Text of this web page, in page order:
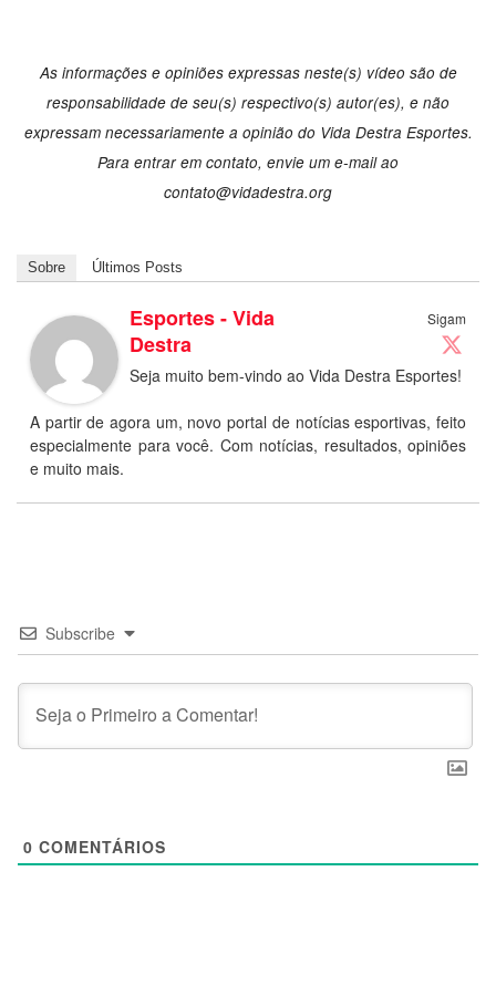
As informações e opiniões expressas neste(s) vídeo são de
responsabilidade de seu(s) respectivo(s) autor(es), e não
expressam necessariamente a opinião do Vida Destra Esportes.
Para entrar em contato, envie um e-mail ao
contato@vidadestra.org
Sobre Últimos Posts
Sigam
Esportes - Vida
Destra
Seja muito bem-vindo ao Vida Destra Esportes!
A partir de agora um, novo portal de notícias esportivas, feito
especialmente para você. Com notícias, resultados, opiniões
e muito mais.
Subscribe
0 COMENTÁRIOS